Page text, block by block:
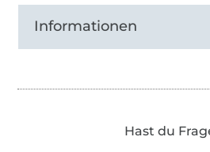
Informationen
Hast du